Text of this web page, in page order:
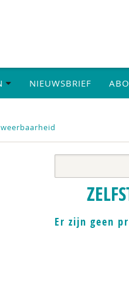
NIEUWSBRIEF
Er zijn geen